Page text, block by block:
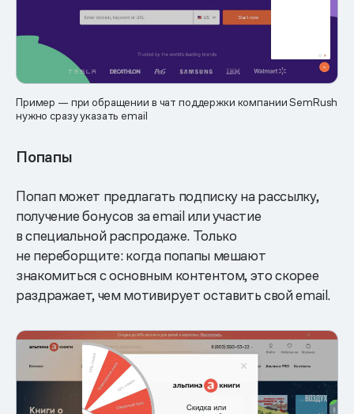
Пример — при обращении в чат поддержки компании SemRush
нужно сразу указать email
Попапы
Попап может предлагать подписку на рассылку,
получение бонусов за email или участие
в специальной распродаже. Только
не переборщите: когда попапы мешают
знакомиться с основным контентом, это скорее
раздражает, чем мотивирует оставить свой email.